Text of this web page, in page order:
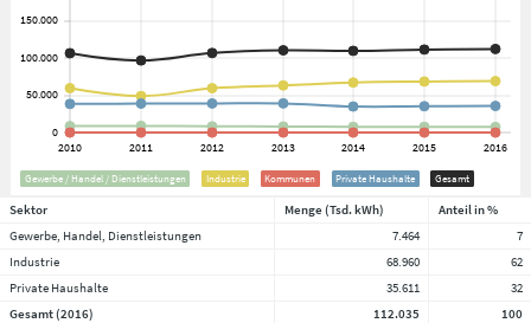
Gewerbe / Handel / Dienstleistungen Industrie Kommunen Private Haushalte Gesamt
Sektor Menge (Tsd. kWh)
Anteil in %
Gewerbe, Handel, Dienstleistungen
7.464
7
Industrie
68.960
62
Private Haushalte
35.611
32
Gesamt (2016)
112.035 100